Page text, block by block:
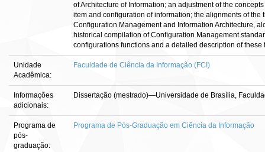
of Architecture of Information; an adjustment of the
item and conﬁguration of information; the alignments of
Conﬁguration Management and Information Architecture,
historical compilation of Conﬁguration Management
conﬁgurations functions and a detailed description of these
Unidade
Acadêmica:
Faculdade de Ciência da Informação (FCI)
Informações
adicionais:
Dissertação (mestrado)—Universidade de Brasília,
Programa de
pós-
graduação:
Programa de Pós-Graduação em Ciência da Informação